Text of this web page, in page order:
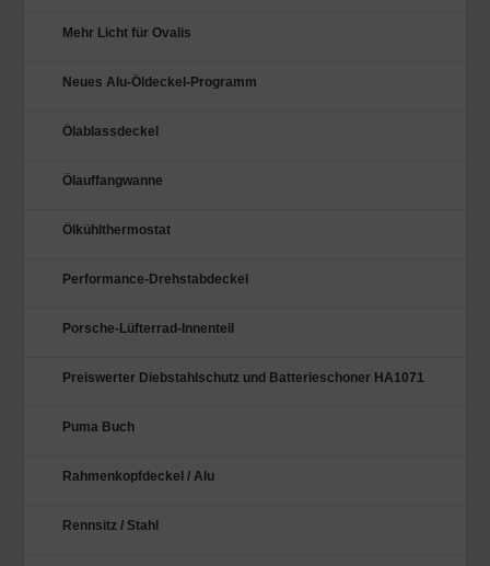
Mehr Licht für Ovalis
Neues Alu-Öldeckel-Programm
Ölablassdeckel
Ölauffangwanne
Ölkühlthermostat
Performance-Drehstabdeckel
Porsche-Lüfterrad-Innenteil
Preiswerter Diebstahlschutz und Batterieschoner HA1071
Puma Buch
Rahmenkopfdeckel / Alu
Rennsitz / Stahl